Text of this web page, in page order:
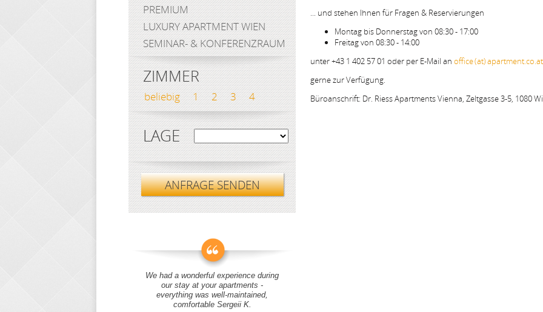
... und stehen Ihnen für Fragen & Reservierungen
Montag bis Donnerstag von 08:30 - 17:00
Freitag von 08:30 - 14:00
unter +43 1 402 57 01 oder per E-Mail an office (at) apartment.co.at
gerne zur Verfügung.
Büroanschrift: Dr. Riess Apartments Vienna, Zeltgasse 3-5, 1080
PREMIUM
LUXURY APARTMENT WIEN
SEMINAR- & KONFERENZRAUM
ZIMMER
beliebig 1 2 3 4
LAGE
ANFRAGE SENDEN
We had a wonderful experience during
our stay at your apartments -
everything was well-maintained,
comfortable Sergeii K.